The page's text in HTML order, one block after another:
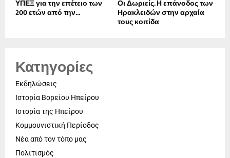
ΥΠΕΞ για την επέτειο των
200 ετών από την...
Οι Δωριείς. Η επάνοδος των
Ηρακλειδών στην αρχαία
τους κοιτίδα
Κατηγορίες
Εκδηλώσεις
Ιστορία Βορείου Ηπείρου
Ιστορία της Ηπείρου
Κομμουνιστική Περίοδος
Νέα από τον τόπο μας
Πολιτισμός